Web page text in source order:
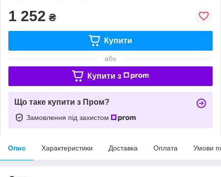
1 252 ₴
Купити
або
Купити з
Що таке купити з Пром?
Замовлення під захистом
Опис Характеристики Доставка Оплата Умови